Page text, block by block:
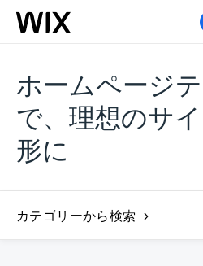
ホームページ
で、理想のサ
形に
カテゴリーから検索